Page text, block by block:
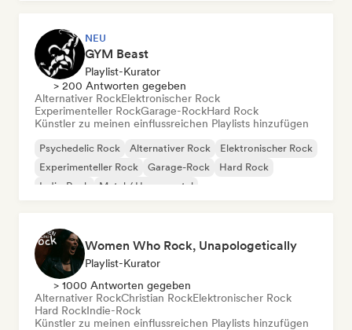
NEU
GYM Beast
Playlist-Kurator
> 200 Antworten gegeben
Alternativer RockElektronischer Rock
Experimenteller RockGarage-RockHard Rock
Künstler zu meinen einflussreichen Playlists hinzufügen
Psychedelic Rock Alternativer Rock
Elektronischer Rock
Experimenteller Rock
Garage-Rock
Hard Rock
Indie-Rock
Metal / Heavy metal
Women Who Rock, Unapologetically
Playlist-Kurator
> 1000 Antworten gegeben
Alternativer RockChristian RockElektronischer Rock
Hard RockIndie-Rock
Künstler zu meinen einflussreichen Playlists hinzufügen